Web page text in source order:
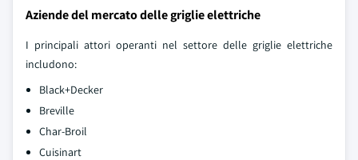
Aziende del mercato delle griglie elettriche
I principali attori operanti nel settore delle griglie elettriche
includono:
Black+Decker
Breville
Char-Broil
Cuisinart